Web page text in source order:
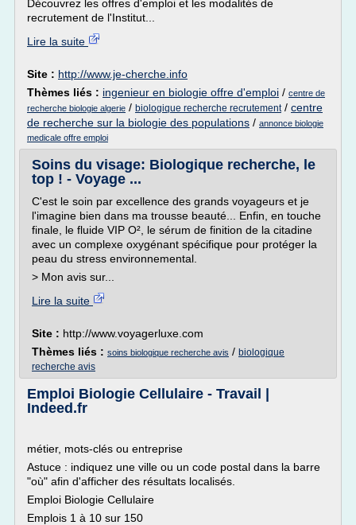
Découvrez les offres d'emploi et les modalités de
recrutement de l'Institut...
Lire la suite
Site : http://www.je-cherche.info
Thèmes liés : ingenieur en biologie offre d'emploi / centre de
recherche biologie algerie / biologique recherche recrutement/ centre
de recherche sur la biologie des populations / annonce biologie
medicale offre emploi
Soins du visage: Biologique recherche, le
top ! - Voyage ...
C'est le soin par excellence des grands voyageurs et je
l'imagine bien dans ma trousse beauté... Enfin, en touche
finale, le fluide VIP O², le sérum de finition de la citadine
avec un complexe oxygénant spécifique pour protéger la
peau du stress environnemental.
> Mon avis sur...
Lire la suite
Site : http://www.voyagerluxe.com
Thèmes liés : soins biologique recherche avis / biologique
recherche avis
Emploi Biologie Cellulaire - Travail |
Indeed.fr
métier, mots-clés ou entreprise
Astuce : indiquez une ville ou un code postal dans la barre
"où" afin d'afficher des résultats localisés.
Emploi Biologie Cellulaire
Emplois 1 à 10 sur 150